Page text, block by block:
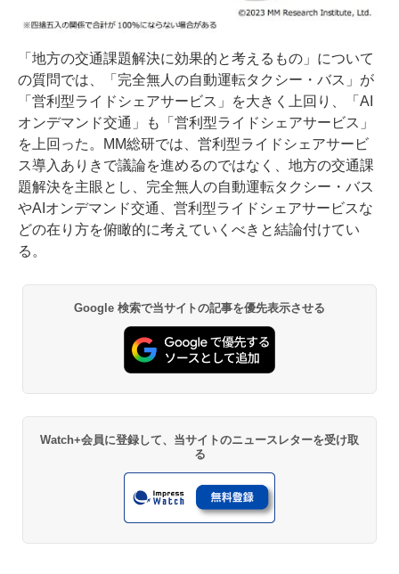
「地方の交通課題解決に効果的と考えるもの」について
の質問では、「完全無人の自動運転タクシー・バス」が
「営利型ライドシェアサービス」を大きく上回り、「AI
オンデマンド交通」も「営利型ライドシェアサービス」
を上回った。MM総研では、営利型ライドシェアサービ
ス導入ありきで議論を進めるのではなく、地方の交通課
題解決を主眼とし、完全無人の自動運転タクシー・バス
やAIオンデマンド交通、営利型ライドシェアサービスな
どの在り方を俯瞰的に考えていくべきと結論付けてい
る。
Google 検索で当サイトの記事を優先表示させる
Watch+会員に登録して、当サイトのニュースレターを受け取
る